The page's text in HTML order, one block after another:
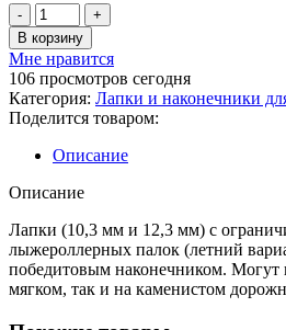
Количество
товара
Наконечники
ЭЛЬВА
12,3
см
В корзину
Мне нравится
106 просмотров сегодня
Категория: Лапки и наконечники
Поделится товаром:
Описание
Описание
Лапки (10,3 мм и 12,3 мм) с
лыжероллерных палок (летний
победитовым наконечником. Могут
мягком, так и на каменистом